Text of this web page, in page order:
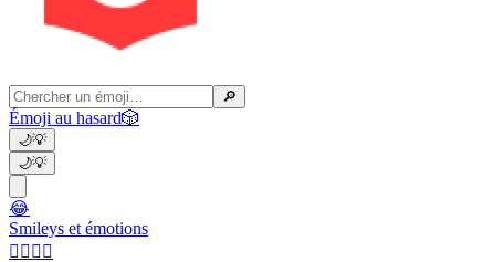
🔎
Émoji au hasard🎲
🌙💡
🌙💡
😂
Smileys et émotions
👩‍❤️‍💋‍👨